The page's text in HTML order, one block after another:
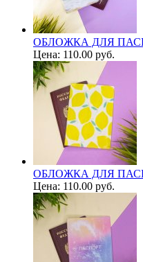
ОБЛОЖКА ДЛЯ
Цена: 110.00 руб.
ОБЛОЖКА ДЛЯ
Цена: 110.00 руб.